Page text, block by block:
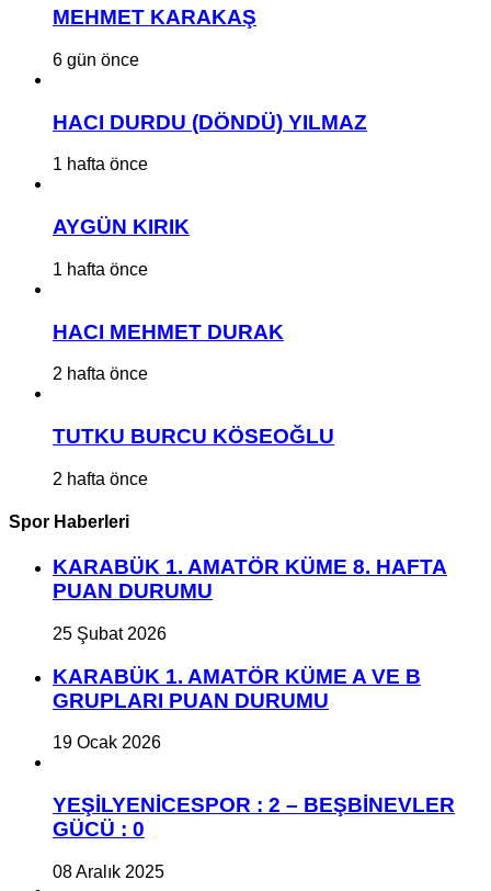
MEHMET KARAKAŞ
6 gün önce
HACI DURDU (DÖNDÜ) YILMAZ
1 hafta önce
AYGÜN KIRIK
1 hafta önce
HACI MEHMET DURAK
2 hafta önce
TUTKU BURCU KÖSEOĞLU
2 hafta önce
Spor Haberleri
KARABÜK 1. AMATÖR KÜME 8. HAFTA
PUAN DURUMU
25 Şubat 2026
KARABÜK 1. AMATÖR KÜME A VE B
GRUPLARI PUAN DURUMU
19 Ocak 2026
YEŞİLYENİCESPOR : 2 – BEŞBİNEVLER
GÜCÜ : 0
08 Aralık 2025